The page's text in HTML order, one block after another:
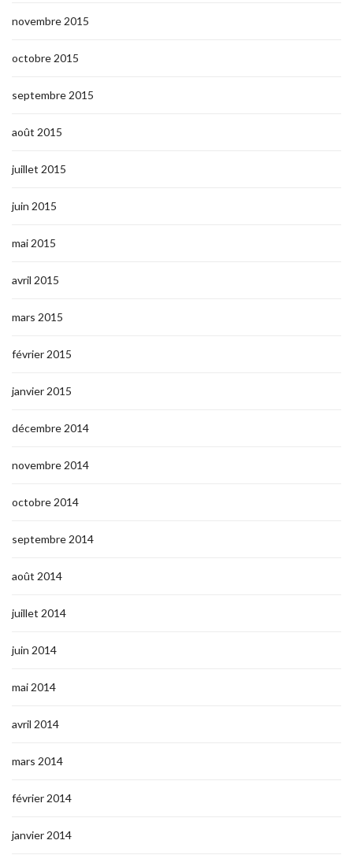
novembre 2015
octobre 2015
septembre 2015
août 2015
juillet 2015
juin 2015
mai 2015
avril 2015
mars 2015
février 2015
janvier 2015
décembre 2014
novembre 2014
octobre 2014
septembre 2014
août 2014
juillet 2014
juin 2014
mai 2014
avril 2014
mars 2014
février 2014
janvier 2014